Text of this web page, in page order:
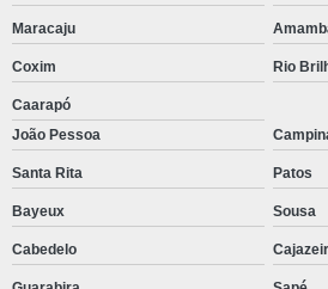
Maracaju
Coxim Rio
Caarapó
João Pessoa
Santa Rita Patos
Bayeux Sousa
Cabedelo